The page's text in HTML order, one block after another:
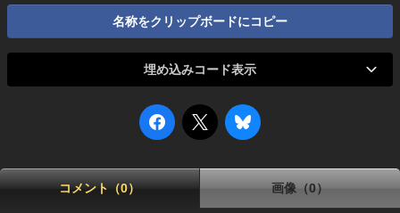
名称をクリップボードにコピー
埋め込みコード表示
コメント（0） 画像（0）